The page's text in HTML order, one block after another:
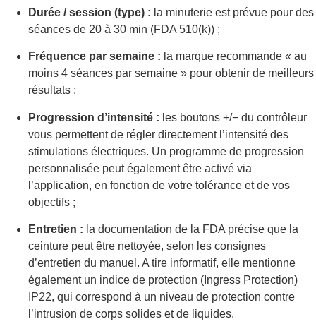
Durée / session (type) : la minuterie est prévue pour des
séances de 20 à 30 min (FDA 510(k)) ;
Fréquence par semaine : la marque recommande « au
moins 4 séances par semaine » pour obtenir de meilleurs
résultats ;
Progression d’intensité : les boutons +/− du contrôleur
vous permettent de régler directement l’intensité des
stimulations électriques. Un programme de progression
personnalisée peut également être activé via
l’application, en fonction de votre tolérance et de vos
objectifs ;
Entretien : la documentation de la FDA précise que la
ceinture peut être nettoyée, selon les consignes
d’entretien du manuel. A tire informatif, elle mentionne
également un indice de protection (Ingress Protection)
IP22, qui correspond à un niveau de protection contre
l’intrusion de corps solides et de liquides.